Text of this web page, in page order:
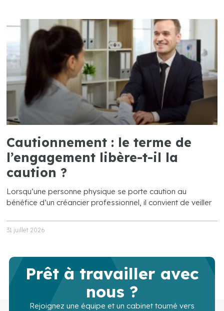
Cautionnement : le terme de
l’engagement libère-t-il la
caution ?
Lorsqu’une personne physique se porte caution au
bénéfice d’un créancier professionnel, il convient de veiller
31 juillet 2026
Prêt à travailler avec
nous ?
Rejoignez une équipe et un cabinet tourné vers